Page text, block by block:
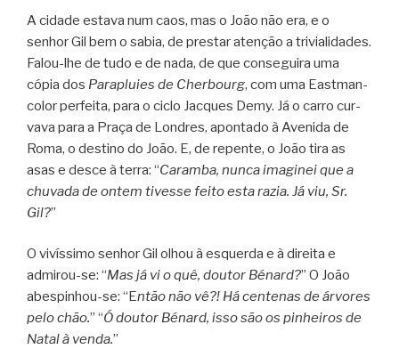
A cidade estava num caos, mas o João não era, e o
senhor Gil bem o sabia, de pres­tar aten­ção a tri­vi­a­li­da­des.
Falou-lhe de tudo e de nada, de que con­se­guira uma
cópia dos Para­pluies de Cher­bourg, com uma East­man­
co­lor per­feita, para o ciclo Jac­ques Demy. Já o carro cur­
vava para a Praça de Lon­dres, apon­tado à Ave­nida de
Roma, o des­tino do João. E, de repente, o João tira as
asas e desce à terra: “Caramba, nunca ima­gi­nei que a
chu­vada de ontem tivesse feito esta razia. Já viu, Sr.
Gil?”
O vivís­simo senhor Gil olhou à esquerda e à direita e
admirou-se: “Mas já vi o quê, dou­tor Bénard?” O João
abespinhou-se: “Então não vê?! Há cen­te­nas de árvo­res
pelo chão.” “Ó dou­tor Bénard, isso são os pinhei­ros de
Natal à venda.”